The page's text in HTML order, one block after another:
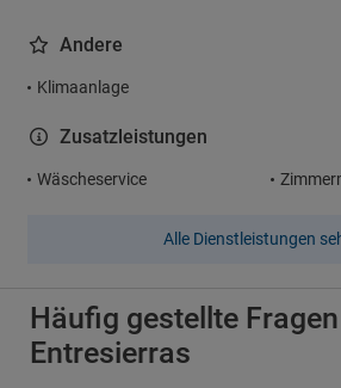
Andere
Klimaanlage
Zusatzleistungen
Wäscheservice
Alle Dienstleistungen
Häufig gestellte
Entresierras